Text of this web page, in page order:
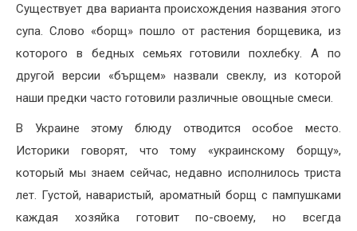
Существует два варианта происхождения названия этого
супа. Слово «борщ» пошло от растения борщевика, из
которого в бедных семьях готовили похлебку. А по
другой версии «бърщем» назвали свеклу, из которой
наши предки часто готовили различные овощные смеси.
В Украине этому блюду отводится особое место.
Историки говорят, что тому «украинскому борщу»,
который мы знаем сейчас, недавно исполнилось триста
лет. Густой, наваристый, ароматный борщ с пампушками
каждая хозяйка готовит по-своему, но всегда